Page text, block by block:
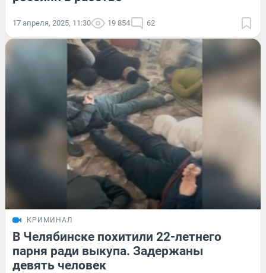
17 апреля, 2025, 11:30 19 854 62
КРИМИНАЛ
В Челябинске похитили 22-летнего
парня ради выкупа. Задержаны
девять человек